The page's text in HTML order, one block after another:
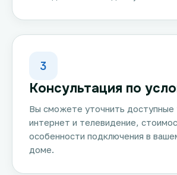
3
Консультация по
Вы сможете уточнить доступные
интернет и телевидение,
особенности подключения в
доме.